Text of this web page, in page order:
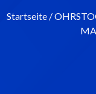
Startseite /